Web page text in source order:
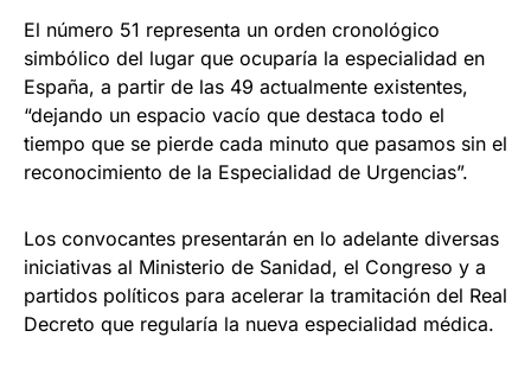
El número 51 representa un orden cronológico
simbólico del lugar que ocuparía la especialidad en
España, a partir de las 49 actualmente existentes,
“dejando un espacio vacío que destaca todo el
tiempo que se pierde cada minuto que pasamos sin el
reconocimiento de la Especialidad de Urgencias”.
Los convocantes presentarán en lo adelante diversas
iniciativas al Ministerio de Sanidad, el Congreso y a
partidos políticos para acelerar la tramitación del Real
Decreto que regularía la nueva especialidad médica.